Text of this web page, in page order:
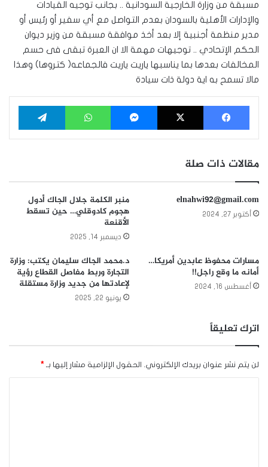
مسبقة من وزارة الخارجية السودانية .. بجانب توجيه القيادات
والإدارات الأهلية بالسودان بعدم التواصل مع أي سفير أو رئيس أو
مدير منظمة أجنبية إلا بعد أخذ موافقة مسبقة من وزير ديوان
الحكم الإتحادي .. توجيهات مهمة الا ان العبرة تبقى فى حسم
المخالفات بعدها بما يناسبها ياريت ياريت فالجماعه( كتروها) وهذا
مالا تسمح به اية دولة ذات سيادة
فيسبوك ‫X ماسنجر واتساب
مقالات ذات صلة
elnahwi92@gmail.com
أكتوبر 27, 2024
منبر الكلمة جلال الجاك أدول
هجوم كادوقلي… حين تسقط
الأقنعة
ديسمبر 14, 2025
مسارات محفوظ عابدين أمريكا…
أمانه ما وقع راجل!!
أغسطس 16, 2024
د.محمد الجاك سليمان يكتب: وزارة
التجارة وربط مفاصل القطاع رؤية
لإعادتها من جديد وزارة مستقلة
يونيو 22, 2025
اترك تعليقاً
لن يتم نشر عنوان بريدك الإلكتروني. الحقول الإلزامية مشار إليها بـ *